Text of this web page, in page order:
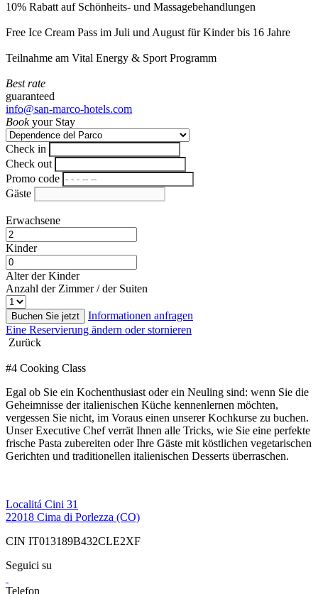
10% Rabatt auf Schönheits- und Massagebehandlungen
Free Ice Cream Pass im Juli und August für Kinder bis 16 Jahre
Teilnahme am Vital Energy & Sport Programm
Best rate
guaranteed
info@san-marco-hotels.com
Bookyour Stay
Check in
Check out
Promo code
Gäste
Erwachsene
Kinder
Alter der Kinder
Anzahl der Zimmer / der Suiten
Buchen Sie jetzt
Informationen anfragen
Eine Reservierung ändern oder stornieren
Zurück
#4 Cooking Class
Egal ob Sie ein Kochenthusiast oder ein Neuling sind: wenn Sie die
Geheimnisse der italienischen Küche kennenlernen möchten,
vergessen Sie nicht, im Voraus einen unserer Kochkurse zu buchen.
Unser Executive Chef verrät Ihnen alle Tricks, wie Sie eine perfekte
frische Pasta zubereiten oder Ihre Gäste mit köstlichen vegetarischen
Gerichten und traditionellen italienischen Desserts überraschen.
Localitá Cini 31
22018 Cima di Porlezza (CO)
CIN IT013189B432CLE2XF
Seguici su
Telefon